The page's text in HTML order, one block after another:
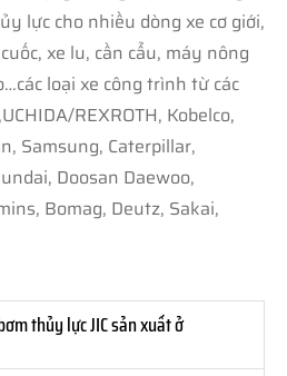
lực cho nhiều dòng xe cơ giới,
xe lu, cần cẩu, máy nông
loại xe công trình từ các
REXROTH, Kobelco,
Samsung, Caterpillar,
Doosan Daewoo,
Bomag, Deutz, Sakai,
thủy lực JIC sản xuất ở